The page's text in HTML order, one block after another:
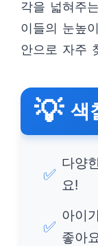
각을 넓혀주
이들의 눈높
안으로 자주
💡 색
✅
다양
요!
✅
아이
좋아